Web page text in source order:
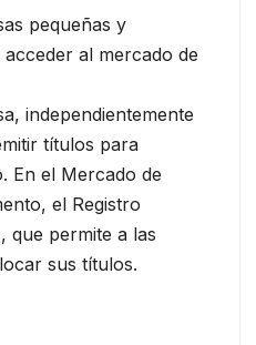
pequeñas y
al mercado de
independientemente
títulos para
En el Mercado de
el Registro
que permite a las
sus títulos.